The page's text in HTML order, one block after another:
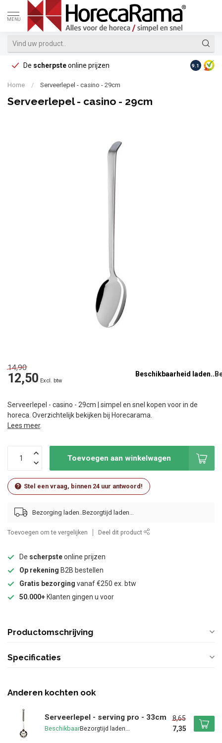
MENU
De scherpsteonline prijzen Op
9.1
Home / Serveerlepel - casino - 29cm
Serveerlepel - casino - 29cm
14,90
12,50 Excl. btw
Beschikbaarheid laden..
Serveerlepel - casino - 29cm | simpel en snel kopen voor in de
horeca. Overzichtelijk bekijken bij Horecarama.
Lees meer.
Toevoegen aan winkelwagen
Stel een vraag, binnen 24 uur antwoord!
Bezorging laden..
Toevoegen om te vergelijken Deel dit product
De scherpsteonline prijzen
Op rekening B2B bestellen
Gratis bezorging vanaf €250 ex. btw
50.000+ Klanten gingen u voor
Productomschrijving
Specificaties
Anderen kochten ook
Serveerlepel - serving pro - 33cm
Beschikbaar
8,65
7,35